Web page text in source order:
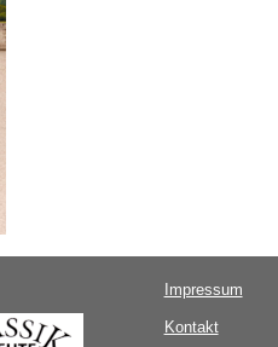
Impressum
Kontakt